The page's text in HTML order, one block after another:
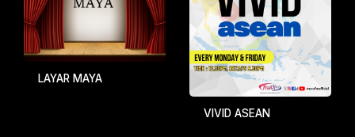
LAYAR MAYA
VIVID ASEAN